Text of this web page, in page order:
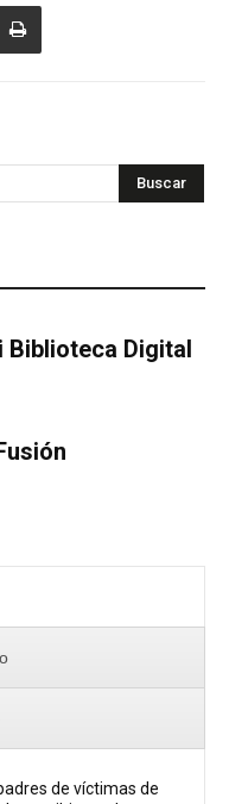
Buscar
Biblioteca Digital
de víctimas de